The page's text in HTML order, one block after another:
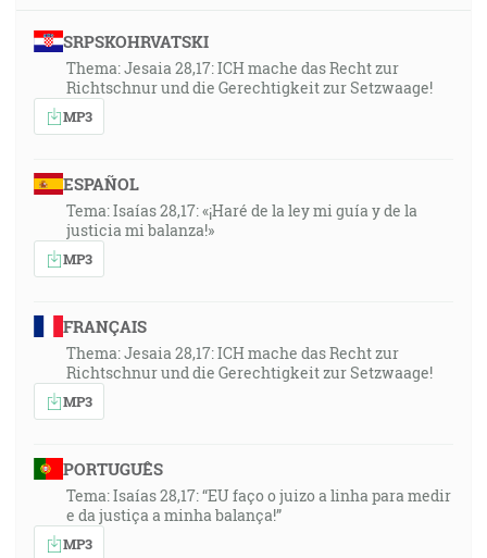
SRPSKOHRVATSKI
Thema: Jesaia 28,17: ICH mache das Recht zur
Richtschnur und die Gerechtigkeit zur Setzwaage!
MP3
ESPAÑOL
Tema: Isaías 28,17: «¡Haré de la ley mi guía y de la
justicia mi balanza!»
MP3
FRANÇAIS
Thema: Jesaia 28,17: ICH mache das Recht zur
Richtschnur und die Gerechtigkeit zur Setzwaage!
MP3
PORTUGUÊS
Tema: Isaías 28,17: “EU faço o juizo a linha para medir
e da justiça a minha balança!”
MP3